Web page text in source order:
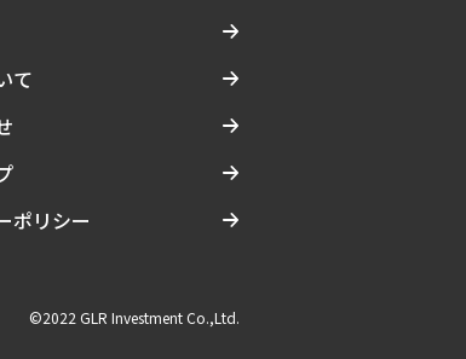
て
ポリシー
©2022 GLR Investment Co.,Ltd.